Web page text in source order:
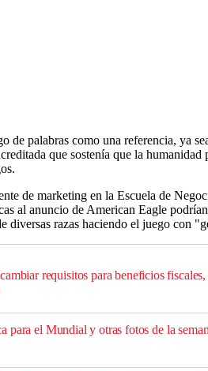
de palabras como una referencia, ya
que sostenía que la
de marketing en la Escuela de
al anuncio de American Eagle
diversas razas haciendo el juego con
requisitos para beneficios
para el Mundial y otras fotos de la